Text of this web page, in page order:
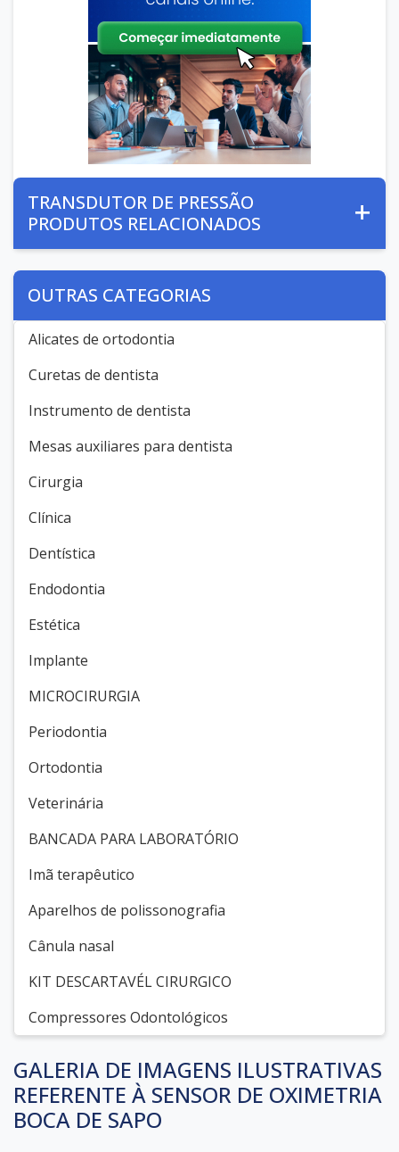
TRANSDUTOR DE PRESSÃO
PRODUTOS RELACIONADOS
OUTRAS CATEGORIAS
Alicates de ortodontia
Curetas de dentista
Instrumento de dentista
Mesas auxiliares para dentista
Cirurgia
Clínica
Dentística
Endodontia
Estética
Implante
MICROCIRURGIA
Periodontia
Ortodontia
Veterinária
BANCADA PARA LABORATÓRIO
Imã terapêutico
Aparelhos de polissonografia
Cânula nasal
KIT DESCARTAVÉL CIRURGICO
Compressores Odontológicos
GALERIA DE IMAGENS ILUSTRATIVAS
REFERENTE À SENSOR DE OXIMETRIA
BOCA DE SAPO